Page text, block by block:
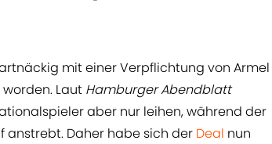
mit einer Verpflichtung von Armel
Laut Hamburger Abendblatt
aber nur leihen, während der
anstrebt. Daher habe sich der Deal nun